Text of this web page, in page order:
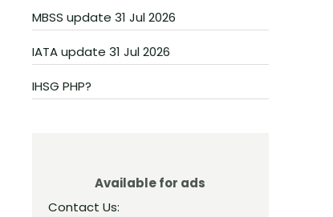
MBSS update 31 Jul 2026
IATA update 31 Jul 2026
IHSG PHP?
Available for ads
Contact Us: